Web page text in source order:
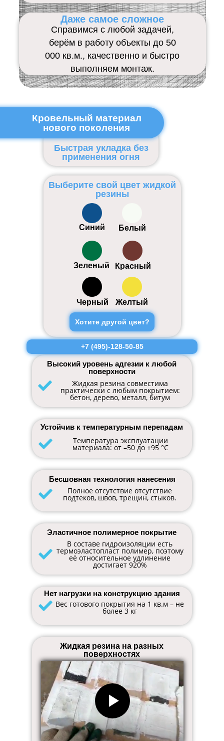
Справимся с любой задачей,
берём в работу объекты до 50
000 кв.м., качественно и быстро
выполняем монтаж.
Даже самое сложное
Красный
Черный
Синий
Желтый
Зеленый
Белый
Кровельный материал
нового поколения
Быстрая укладка без
применения огня
Устойчив к температурным перепадам
Температура эксплуатации
материала: от –50 до +95 °С
Высокий уровень адгезии к любой
поверхности
Жидкая резина совместима
практически с любым покрытием:
бетон, дерево, металл, битум
Жидкая резина на разных
поверхностях
Бесшовная технология нанесения
Полное отсутствие отсутствие
подтеков, швов, трещин, стыков.
Эластичное полимерное покрытие
В составе гидроизоляции есть
термоэластопласт полимер, поэтому
её относительное удлинение
достигает 920%
Нет нагрузки на конструкцию здания
Вес готового покрытия на 1 кв.м – не
более 3 кг
Выберите свой цвет жидкой
резины
Хотите другой цвет?
+7 (495)-128-50-85